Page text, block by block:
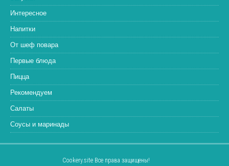
Интересное
Напитки
От шеф повара
Первые блюда
Пицца
Рекомендуем
Салаты
Соусы и маринады
Cookery.site Все права защищены!